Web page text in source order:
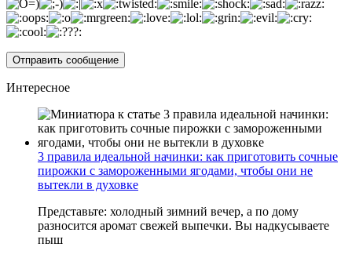
Интересное
3 правила идеальной начинки: как приготовить сочные
пирожки с замороженными ягодами, чтобы они не
вытекли в духовке
Представьте: холодный зимний вечер, а по дому
разносится аромат свежей выпечки. Вы надкусываете
пыш